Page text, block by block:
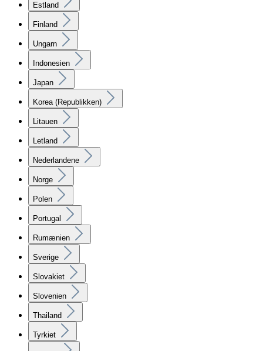
Estland
Finland
Ungarn
Indonesien
Japan
Korea (Republikken)
Litauen
Letland
Nederlandene
Norge
Polen
Portugal
Rumænien
Sverige
Slovakiet
Slovenien
Thailand
Tyrkiet